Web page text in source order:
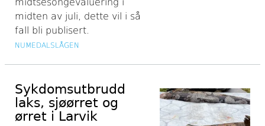
midtsesongevaluering i
midten av juli, dette vil i så
fall bli publisert.
NUMEDALSLÅGEN
Sykdomsutbrudd
laks, sjøørret og
ørret i Larvik